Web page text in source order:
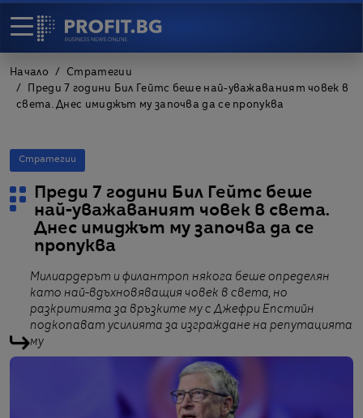
Начало
Стратегии
Преди 7 години Бил Гейтс беше най-уважаваният човек в
света. Днес имиджът му започва да се пропуква
Стратегии
Преди 7 години Бил Гейтс беше
най-уважаваният човек в света.
Днес имиджът му започва да се
пропуква
Милиардерът и филантроп някога беше определян
като най-вдъхновяващия човек в света, но
разкритията за връзките му с Джефри Епстийн
подкопават усилията за изграждане на репутацията
му